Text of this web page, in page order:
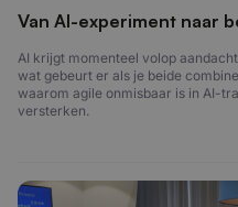
Van AI-experiment naar
AI krijgt momenteel volop
wat gebeurt er als je beide
waarom agile onmisbaar is in AI-
versterken.